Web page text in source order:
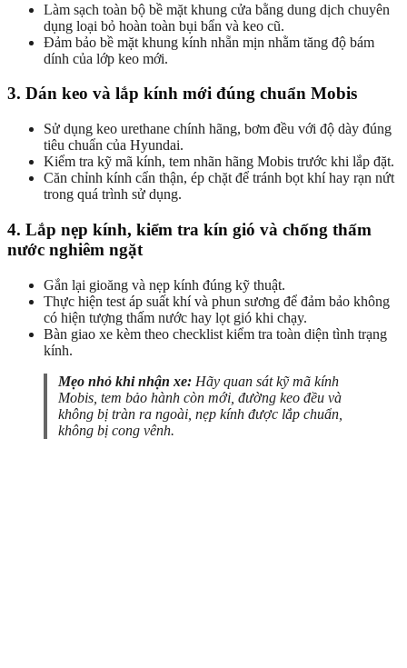
Làm sạch toàn bộ bề mặt khung cửa bằng dung dịch chuyên
dụng loại bỏ hoàn toàn bụi bẩn và keo cũ.
Đảm bảo bề mặt khung kính nhẵn mịn nhằm tăng độ bám
dính của lớp keo mới.
3. Dán keo và lắp kính mới đúng chuẩn Mobis
Sử dụng keo urethane chính hãng, bơm đều với độ dày đúng
tiêu chuẩn của Hyundai.
Kiểm tra kỹ mã kính, tem nhãn hãng Mobis trước khi lắp đặt.
Căn chỉnh kính cẩn thận, ép chặt để tránh bọt khí hay rạn nứt
trong quá trình sử dụng.
4. Lắp nẹp kính, kiểm tra kín gió và chống thấm
nước nghiêm ngặt
Gắn lại gioăng và nẹp kính đúng kỹ thuật.
Thực hiện test áp suất khí và phun sương để đảm bảo không
có hiện tượng thấm nước hay lọt gió khi chạy.
Bàn giao xe kèm theo checklist kiểm tra toàn diện tình trạng
kính.
Mẹo nhỏ khi nhận xe: Hãy quan sát kỹ mã kính
Mobis, tem bảo hành còn mới, đường keo đều và
không bị tràn ra ngoài, nẹp kính được lắp chuẩn,
không bị cong vênh.